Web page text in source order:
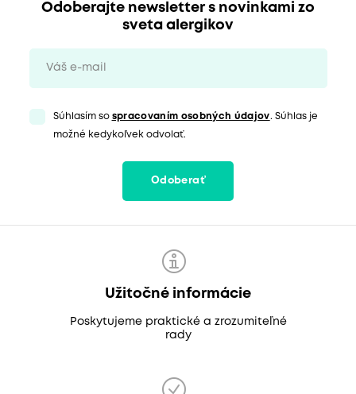
Odoberajte newsletter s novinkami zo
sveta alergikov
Súhlasím so spracovaním osobných údajov. Súhlas je
možné kedykoľvek odvolať.
Odoberať
Užitočné informácie
Poskytujeme praktické a zrozumiteľné
rady